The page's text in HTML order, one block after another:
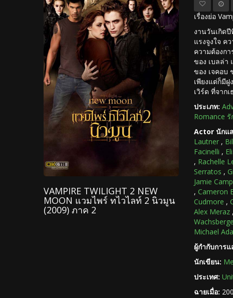
VAMPIRE TWILIGHT 2 NEW
MOON แวมไพร์ ทไวไลท์ 2 นิวมูน
(2009) ภาค 2
เรื่องย่อ
งานวันเกิด
แรงจูงใจ ค
ความต้องก
ของ เบลล่า
ของ เจคอบ
เพียงแต่ก็มี
เวิร์ด ที่จาก
ประเภท:
Romance
Actor นักแ
Lautner ,
Facinelli ,
, Rachelle
Serratos ,
Jamie
, Cameron
Cudmore ,
Alex Meraz ,
Michael
ผู้กำกับการแ
นักเขียน:
ประเทศ:
ฉายเมื่อ: